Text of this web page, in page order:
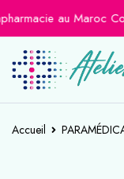
au Maroc
Accueil